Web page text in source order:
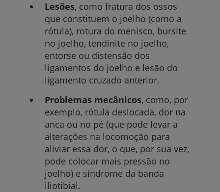
Lesões, como fratura dos ossos
que constituem o joelho (como a
rótula), rotura do menisco, bursite
no joelho, tendinite no joelho,
entorse ou distensão dos
ligamentos do joelho e lesão do
ligamento cruzado anterior.
Problemas mecânicos, como, por
exemplo, rótula deslocada, dor na
anca ou no pé (que pode levar a
alterações na locomoção para
aliviar essa dor, o que, por sua vez,
pode colocar mais pressão no
joelho) e síndrome da banda
iliotibial.